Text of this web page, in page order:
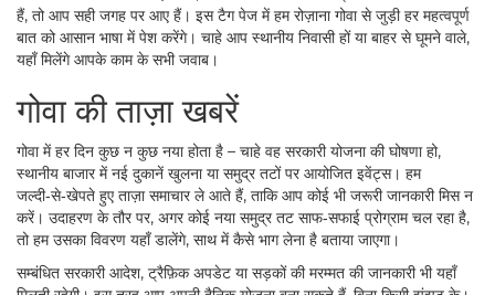
हैं, तो आप सही जगह पर आए हैं। इस टैग पेज में हम रोज़ाना गोवा से जुड़ी हर महत्वपूर्ण
बात को आसान भाषा में पेश करेंगे। चाहे आप स्थानीय निवासी हों या बाहर से घूमने वाले,
यहाँ मिलेंगे आपके काम के सभी जवाब।
गोवा की ताज़ा खबरें
गोवा में हर दिन कुछ न कुछ नया होता है – चाहे वह सरकारी योजना की घोषणा हो,
स्थानीय बाजार में नई दुकानें खुलना या समुद्र तटों पर आयोजित इवेंट्स। हम
जल्दी‑से‑खेपते हुए ताज़ा समाचार ले आते हैं, ताकि आप कोई भी जरूरी जानकारी मिस न
करें। उदाहरण के तौर पर, अगर कोई नया समुद्र तट साफ‑सफाई प्रोग्राम चल रहा है,
तो हम उसका विवरण यहाँ डालेंगे, साथ में कैसे भाग लेना है बताया जाएगा।
सम्बंधित सरकारी आदेश, ट्रैफ़िक अपडेट या सड़कों की मरम्मत की जानकारी भी यहाँ